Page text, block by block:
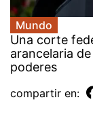
Mundo
Una corte
arancelaria
poderes
compartir en: